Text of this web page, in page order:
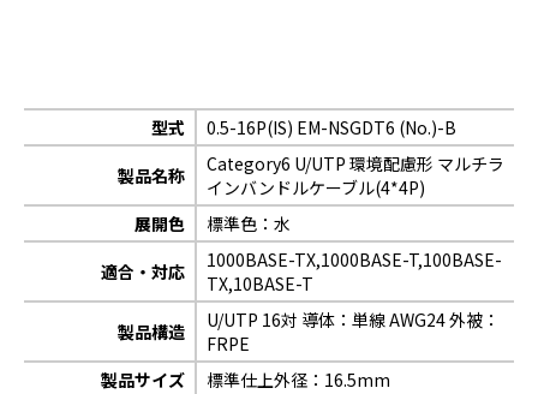
型式
0.5-16P(IS) EM-NSGDT6 (No.)-B
製品名称
Category6 U/UTP 環境配慮形 マルチラ
インバンドルケーブル(4*4P)
展開色
標準色：水
適合・対応
1000BASE-TX,1000BASE-T,100BASE-
TX,10BASE-T
製品構造
U/UTP 16対 導体：単線 AWG24 外被：
FRPE
製品サイズ
標準仕上外径：16.5mm